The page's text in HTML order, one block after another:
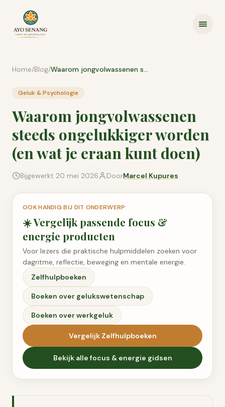
Home/Blog/ Waarom jongvolwassenen steeds ongelukkiger worden (en wat je eraan kunt doen)
Geluk & Psychologie
Waarom jongvolwassenen
steeds ongelukkiger worden
(en wat je eraan kunt doen)
Bijgewerkt 20 mei 2026 DoorMarcel Kupures
OOK HANDIG BIJ DIT ONDERWERP
☀️Vergelijk passende focus &
energie producten
Voor lezers die praktische hulpmiddelen zoeken voor
dagritme, reflectie, beweging en mentale energie.
Zelfhulpboeken
Boeken over gelukswetenschap
Boeken over werkgeluk
Vergelijk Zelfhulpboeken
Bekijk alle focus & energie gidsen